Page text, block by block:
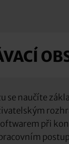
se naučíte
při